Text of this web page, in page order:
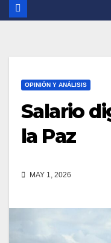
OPINIÓN Y ANÁLISIS
Salario
la Paz
MAY 1, 2026